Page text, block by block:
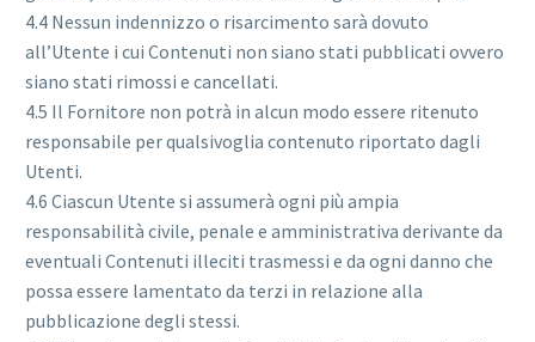
4.4 Nessun indennizzo o risarcimento sarà dovuto
all’Utente i cui Contenuti non siano stati pubblicati ovvero
siano stati rimossi e cancellati.
4.5 Il Fornitore non potrà in alcun modo essere ritenuto
responsabile per qualsivoglia contenuto riportato dagli
Utenti.
4.6 Ciascun Utente si assumerà ogni più ampia
responsabilità civile, penale e amministrativa derivante da
eventuali Contenuti illeciti trasmessi e da ogni danno che
possa essere lamentato da terzi in relazione alla
pubblicazione degli stessi.